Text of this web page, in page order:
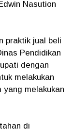
Nasution
praktik jual beli
Pendidikan
dengan
melakukan
yang melakukan
di